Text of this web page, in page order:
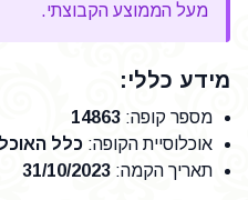
מעל הממוצע הקבוצתי.
מידע כללי:
מספר קופה:
14863
אוכלוסיית הקופה: כלל
תאריך הקמה:
31/10/2023